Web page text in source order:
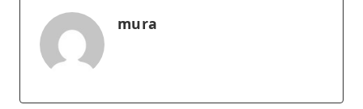
mura